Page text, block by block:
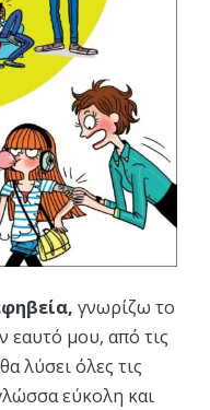
γνωρίζω το
μου, από τις
λύσει όλες τις
εύκολη και